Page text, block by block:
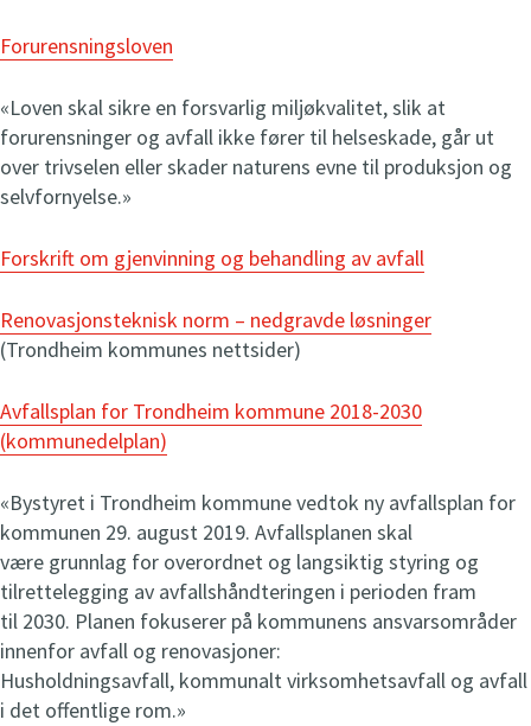
e
g
t
n
å
Ordinær åpningstid
Mandag-tirsdag kl 10-16
Onsdag kl 10-19
Torsdag-fredag kl 10-16
Lørdag kl 10-15
NærOm Lademoen
t
e
g
t
n
å
Åpenti dag10-15
Ordinær åpningstid
Mandag kl 12-19
Fredag kl 10-15
Lørdag kl 10-15 (
Forurensningsloven
«Loven skal sikre en forsvarlig miljøkvalitet, slik at
forurensninger og avfall ikke fører til helseskade, går ut
over trivselen eller skader naturens evne til produksjon og
selvfornyelse.»
Forskrift om gjenvinning og behandling av avfall
Renovasjonsteknisk norm – nedgravde løsninger
(Trondheim kommunes nettsider)
Avfallsplan for Trondheim kommune 2018-2030
(kommunedelplan)
«Bystyret i Trondheim kommune vedtok ny avfallsplan for
kommunen 29. august 2019. Avfallsplanen skal
være grunnlag for overordnet og langsiktig styring og
tilrettelegging av avfallshåndteringen i perioden fram
til 2030. Planen fokuserer på kommunens ansvarsområder
innenfor avfall og renovasjoner:
Husholdningsavfall, kommunalt virksomhetsavfall og avfall
i det offentlige rom.»